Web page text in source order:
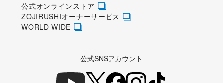
公式オンラインストア
ZOJIRUSHIオーナーサービス
WORLD WIDE
公式SNSアカウント